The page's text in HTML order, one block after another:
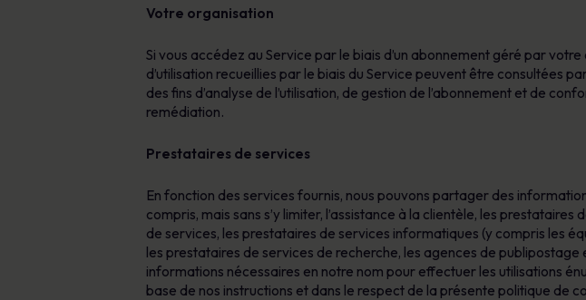
Votre organisation
Si vous accédez au Service par le biais d’un abonnement géré par
d’utilisation recueillies par le biais du Service peuvent être consultées
des fins d’analyse de l’utilisation, de gestion de l’abonnement et de
remédiation.
Prestataires de services
En fonction des services fournis, nous pouvons partager des
compris, mais sans s’y limiter, l’assistance à la clientèle, les
de services, les prestataires de services informatiques (y compris les
les prestataires de services de recherche, les agences de
informations nécessaires en notre nom pour effectuer les utilisations
base de nos instructions et dans le respect de la présente politique de